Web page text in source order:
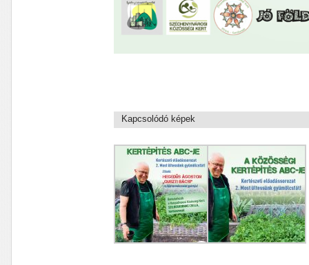
Kapcsolódó képek